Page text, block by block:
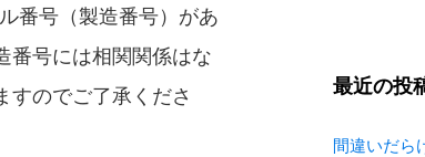
番号（製造番号）があ
番号には相関関係はな
すのでご了承くださ
最近の投
間違いだら